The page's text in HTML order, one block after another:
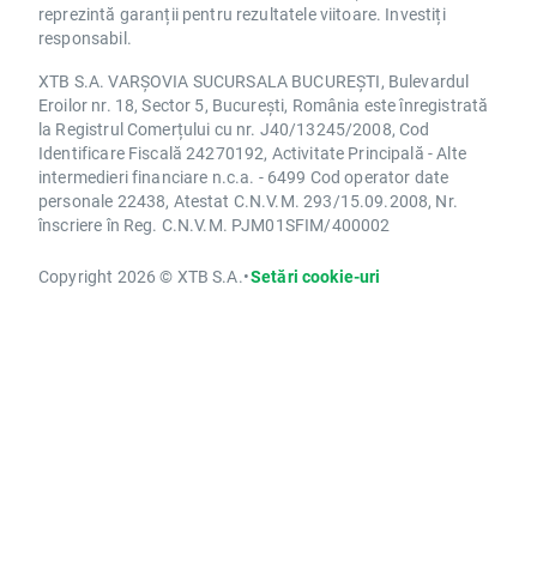
reprezintă garanții pentru rezultatele viitoare. Investiți
responsabil.
XTB S.A. VARȘOVIA SUCURSALA BUCUREȘTI, Bulevardul
Eroilor nr. 18, Sector 5, București, România este înregistrată
la Registrul Comerțului cu nr. J40/13245/2008, Cod
Identificare Fiscală 24270192, Activitate Principală - Alte
intermedieri financiare n.c.a. - 6499 Cod operator date
personale 22438, Atestat C.N.V.M. 293/15.09.2008, Nr.
înscriere în Reg. C.N.V.M. PJM01SFIM/400002
Copyright 2026 © XTB S.A.•Setări cookie-uri